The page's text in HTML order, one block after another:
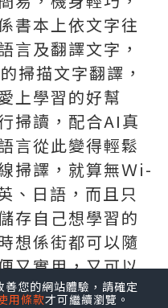
書本上依文字往
言及翻譯文字，
掃描文字翻譯，
上學習的好幫
掃讀，配合AI真
言從此變得輕鬆
掃譯，就算無Ｗi-
、日語，而且只
存自己想學習的
想係街都可以隨
又實用，又可以
觸唔同的語言 。
您的網站體驗，請確定
用條款才可繼續瀏覽。